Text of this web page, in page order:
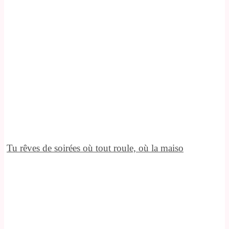
Tu rêves de soirées où tout roule, où la maiso